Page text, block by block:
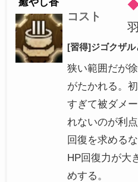
癒やし香
コスト
[習得]ジゴクザル
狭い範囲だが
がたかれる。
すぎて被ダメ
れないのが利点
回復を求める
HP回復力が大
めする。